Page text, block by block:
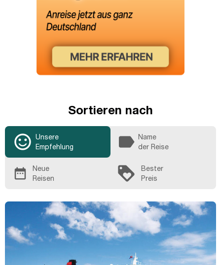
Sortieren nach
sentiment_satisfied_alt
Unsere
Empfehlung
label Name
der Reise
date_range
Neue
Reisen
loyalty
Bester
Preis